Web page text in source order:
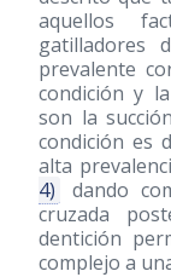
aquellos
gatilladores
prevalente
condición y
son la
condición es
alta
4)
dando
cruzada
dentición
complejo a